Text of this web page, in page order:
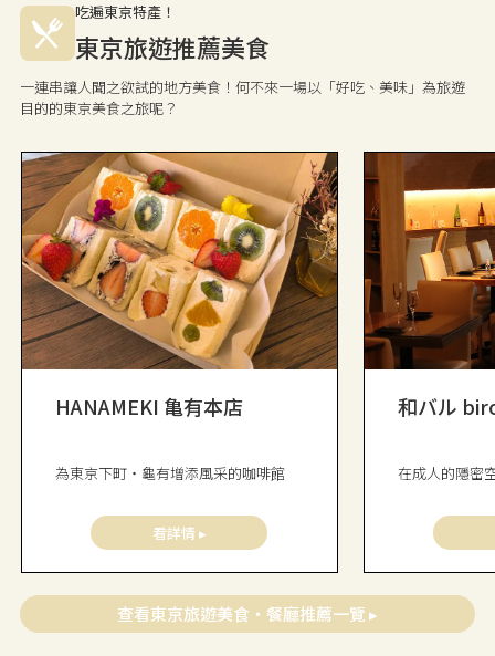
吃遍東京特產！
東京旅遊推薦美食
一連串讓人聞之欲試的地方美食！何不來一場以「好吃、美味」為旅遊
目的的東京美食之旅呢？
HANAMEKI 亀有本店
為東京下町・龜有增添風采的咖啡館
看詳情 ▸
和バル
在成人的隱密
查看東京旅遊美食・餐廳推薦一覽 ▸